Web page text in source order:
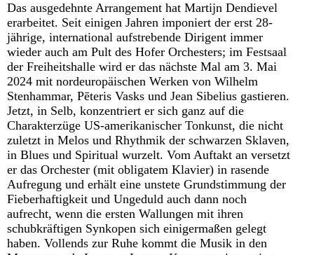
Das ausgedehnte Arrangement hat Martijn Dendievel
erarbeitet. Seit einigen Jahren imponiert der erst 28-
jährige, international aufstrebende Dirigent immer
wieder auch am Pult des Hofer Orchesters; im Festsaal
der Freiheitshalle wird er das nächste Mal am 3. Mai
2024 mit nordeuropäischen Werken von Wilhelm
Stenhammar, Pēteris Vasks und Jean Sibelius gastieren.
Jetzt, in Selb, konzentriert er sich ganz auf die
Charakterzüge US-amerikanischer Tonkunst, die nicht
zuletzt in Melos und Rhythmik der schwarzen Sklaven,
in Blues und Spiritual wurzelt. Vom Auftakt an versetzt
er das Orchester (mit obligatem Klavier) in rasende
Aufregung und erhält eine unstete Grundstimmung der
Fieberhaftigkeit und Ungeduld auch dann noch
aufrecht, wenn die ersten Wallungen mit ihren
schubkräftigen Synkopen sich einigermaßen gelegt
haben. Vollends zur Ruhe kommt die Musik in den